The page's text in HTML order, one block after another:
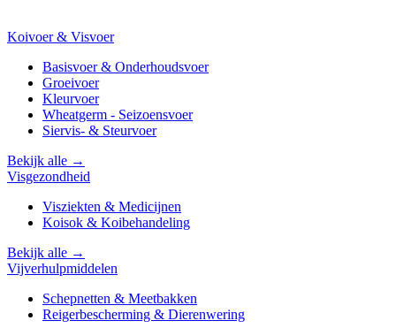
Koivoer & Visvoer
Basisvoer & Onderhoudsvoer
Groeivoer
Kleurvoer
Wheatgerm - Seizoensvoer
Siervis- & Steurvoer
Bekijk alle →
Visgezondheid
Visziekten & Medicijnen
Koisok & Koibehandeling
Bekijk alle →
Vijverhulpmiddelen
Schepnetten & Meetbakken
Reigerbescherming & Dierenwering